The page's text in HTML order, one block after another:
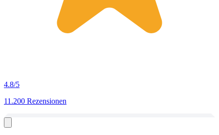
4.8/5
11.200 Rezensionen